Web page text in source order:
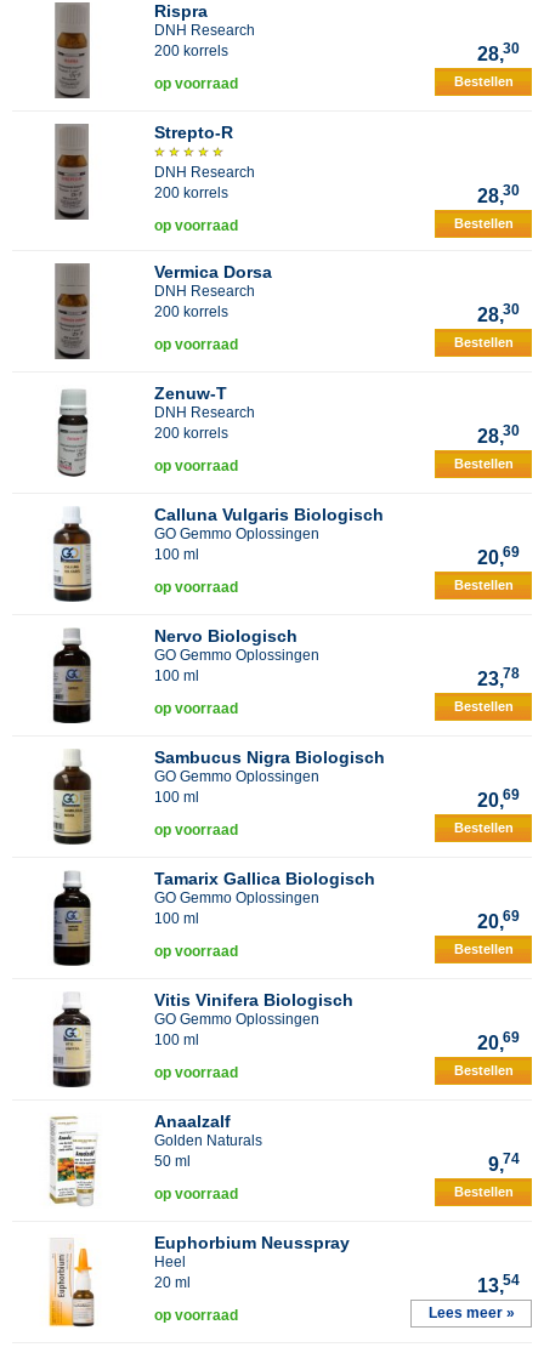
Rispra
DNH Research
200 korrels
28,30
op voorraad Bestellen
Strepto-R
DNH Research
200 korrels
28,30
op voorraad Bestellen
Vermica Dorsa
DNH Research
200 korrels
28,30
op voorraad Bestellen
Zenuw-T
DNH Research
200 korrels
28,30
op voorraad Bestellen
Calluna Vulgaris Biologisch
GO Gemmo Oplossingen
100 ml
20,69
op voorraad Bestellen
Nervo Biologisch
GO Gemmo Oplossingen
100 ml
23,78
op voorraad Bestellen
Sambucus Nigra Biologisch
GO Gemmo Oplossingen
100 ml
20,69
op voorraad Bestellen
Tamarix Gallica Biologisch
GO Gemmo Oplossingen
100 ml
20,69
op voorraad Bestellen
Vitis Vinifera Biologisch
GO Gemmo Oplossingen
100 ml
20,69
op voorraad Bestellen
Anaalzalf
Golden Naturals
50 ml
9,74
op voorraad Bestellen
Euphorbium Neusspray
Heel
20 ml
13,54
op voorraad Lees meer »